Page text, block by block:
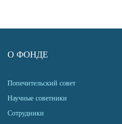
О ФОНДЕ
Попечительский совет
Научные советники
Сотрудники